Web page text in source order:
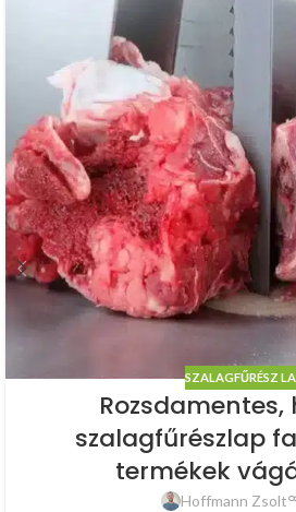
SZALAGFŰRÉSZ
Rozsdamentes,
szalagfűrészlap
termékek
Hoffmann Zsolt